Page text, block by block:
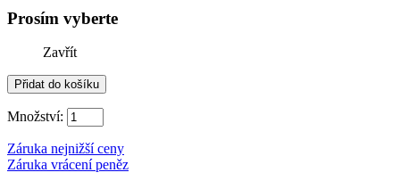
Prosím vyberte
Zavřít
Množství:
Záruka nejnižší ceny
Záruka vrácení peněz